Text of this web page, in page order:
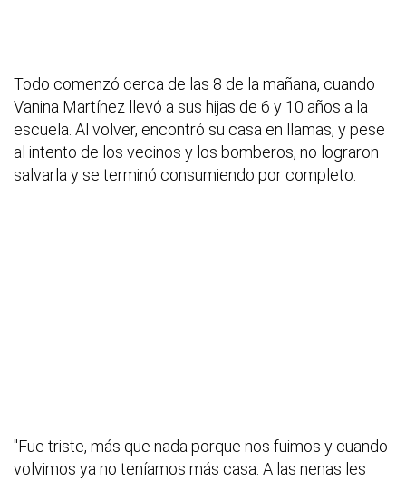
Todo comenzó cerca de las 8 de la mañana, cuando
Vanina Martínez llevó a sus hijas de 6 y 10 años a la
escuela. Al volver, encontró su casa en llamas, y pese
al intento de los vecinos y los bomberos, no lograron
salvarla y se terminó consumiendo por completo.
"Fue triste, más que nada porque nos fuimos y cuando
volvimos ya no teníamos más casa. A las nenas les